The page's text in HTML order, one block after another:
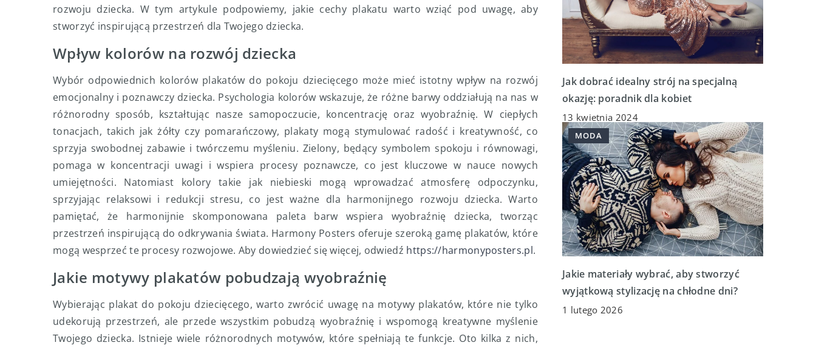
rozwoju dziecka. W tym artykule podpowiemy, jakie cechy plakatu warto wziąć pod uwagę, aby
stworzyć inspirującą przestrzeń dla Twojego dziecka.
Wpływ kolorów na rozwój dziecka
Wybór odpowiednich kolorów plakatów do pokoju dziecięcego może mieć istotny wpływ na rozwój
emocjonalny i poznawczy dziecka. Psychologia kolorów wskazuje, że różne barwy oddziałują na nas w
różnorodny sposób, kształtując nasze samopoczucie, koncentrację oraz wyobraźnię. W ciepłych
tonacjach, takich jak żółty czy pomarańczowy, plakaty mogą stymulować radość i kreatywność, co
sprzyja swobodnej zabawie i twórczemu myśleniu. Zielony, będący symbolem spokoju i równowagi,
pomaga w koncentracji uwagi i wspiera procesy poznawcze, co jest kluczowe w nauce nowych
umiejętności. Natomiast kolory takie jak niebieski mogą wprowadzać atmosferę odpoczynku,
sprzyjając relaksowi i redukcji stresu, co jest ważne dla harmonijnego rozwoju dziecka. Warto
pamiętać, że harmonijnie skomponowana paleta barw wspiera wyobraźnię dziecka, tworząc
przestrzeń inspirującą do odkrywania świata. Harmony Posters oferuje szeroką gamę plakatów, które
mogą wesprzeć te procesy rozwojowe. Aby dowiedzieć się więcej, odwiedź https://harmonyposters.pl.
Jakie motywy plakatów pobudzają wyobraźnię
Wybierając plakat do pokoju dziecięcego, warto zwrócić uwagę na motywy plakatów, które nie tylko
udekorują przestrzeń, ale przede wszystkim pobudzą wyobraźnię i wspomogą kreatywne myślenie
Twojego dziecka. Istnieje wiele różnorodnych motywów, które spełniają te funkcje. Oto kilka z nich,
Jak dobrać idealny strój na specjalną
okazję: poradnik dla kobiet
13 kwietnia 2024
MODA
Jakie materiały wybrać, aby stworzyć
wyjątkową stylizację na chłodne dni?
1 lutego 2026